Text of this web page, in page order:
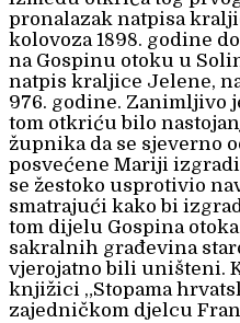
pronalazak natpisa
kolovoza 1898. godine
na Gospinu otoku u
natpis kraljice Jelene,
976. godine. Zanimljivo
tom otkriću bilo
župnika da se sjeverno
posvećene Mariji
se žestoko usprotivio
smatrajući kako bi
tom dijelu Gospina
sakralnih građevina
vjerojatno bili uništeni.
knjižici „Stopama
zajedničkom djelcu